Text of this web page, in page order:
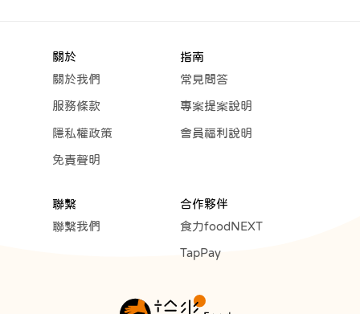
關於
關於我們
服務條款
隱私權政策
免責聲明
指南
常見問答
專案提案說明
會員福利說明
聯繫
聯繫我們
合作夥伴
食力foodNEXT
TapPay